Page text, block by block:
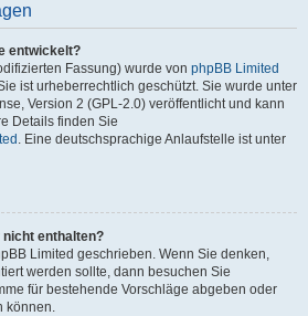
entwickelt?
Fassung) wurde von phpBB Limited
ist urheberrechtlich geschützt. Sie wurde unter
Version 2 (GPL-2.0) veröffentlicht und kann
Details finden Sie
. Eine deutschsprachige Anlaufstelle ist unter
enthalten?
Limited geschrieben. Wenn Sie denken,
werden sollte, dann besuchen Sie
für bestehende Vorschläge abgeben oder
können.